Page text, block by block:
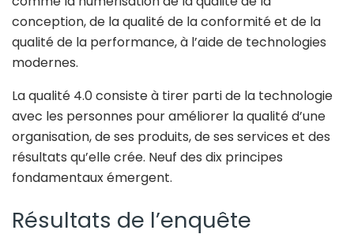
conception, de la qualité de la conformité et de la
qualité de la performance, à l’aide de technologies
modernes.
La qualité 4.0 consiste à tirer parti de la technologie
avec les personnes pour améliorer la qualité d’une
organisation, de ses produits, de ses services et des
résultats qu’elle crée. Neuf des dix principes
fondamentaux émergent.
Résultats de l’enquête